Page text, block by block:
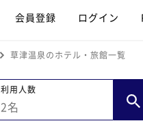
会員登録 ログイン
草津温泉のホテル・旅館一覧
利用人数
2名